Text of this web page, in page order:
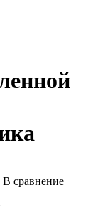
В сравнение